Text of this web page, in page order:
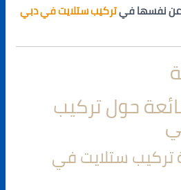
عن نفسها فيتركيب ستلايت في دبي
حول تركيب
تركيب ستلايت في